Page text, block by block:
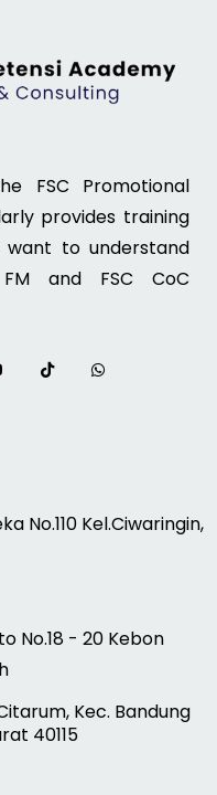
FSC Promotional
provides training
to understand
and FSC CoC
No.110 Kel.Ciwaringin,
No.18 - 20 Kebon
Kec. Bandung
40115